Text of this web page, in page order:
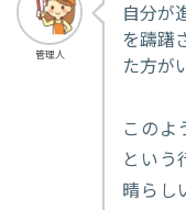
管理人
自分が
を躊躇
た方が
このよ
という
晴らし